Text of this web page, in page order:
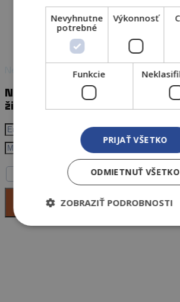
152 00 Praha 5 – Hlubočepy
+420 602 590 930
Nezmeškajte
žiadnu príležitosť
Súhlasím so
spracovaním
osobných údajov
Odoslať
Nevyhnutne
potrebné
Výkonnosť
Funkcie
PRIJAŤ VŠETKO
ODMIETNUŤ VŠETKO
ZOBRAZIŤ PODROBNOSTI